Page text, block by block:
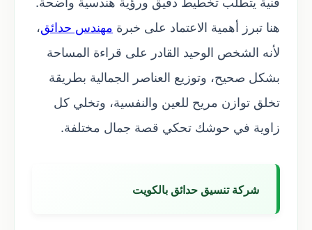
هنا تبرز أهمية الاعتماد على خبرة مهندس حدائق،
لأنه الشخص الوحيد القادر على قراءة المساحة
بشكل صحيح، وتوزيع العناصر الجمالية بطريقة
تخلق توازن مريح للعين والنفسية، وتخلي كل
زاوية في حوشك تحكي قصة جمال مختلفة.
شركة تنسيق حدائق بالكويت